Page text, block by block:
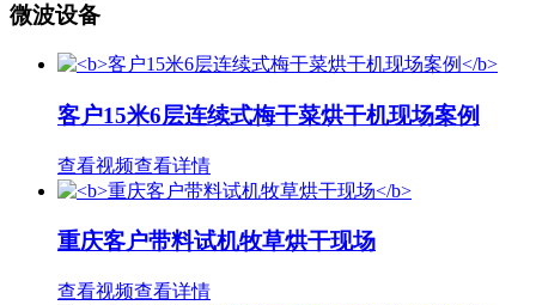
微波设备
客户15米6层连续式梅干菜烘干机现场案例
查看视频查看详情
重庆客户带料试机牧草烘干现场
查看视频查看详情